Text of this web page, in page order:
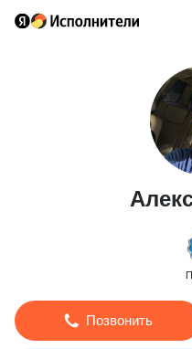
Позвонить